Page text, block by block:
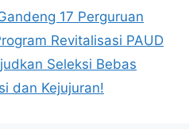
17 Perguruan
Revitalisasi PAUD
Seleksi Bebas
dan Kejujuran!